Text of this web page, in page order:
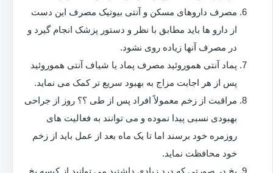
مصرف داروهای مسکن و آنتی بیوتیک مصرف این دست
از دارو ها باید مطابق با نظر و دستور پزشک انجام گیرد و
در مصرف آنها زیاده روی نشود.
پماد آنتی هموروئید مصرف پماد یا شیاف آنتی هموروئید
پس از هر اجابت مزاج به بهبود سریع تر کمک می نماید.
مراقبت از زخم معمولاً افراد پس از طی ؟؟ روز از جراحی
بهبودی نسبی پیدا نموده و می توانند به فعالیت های
روزمره خود برسند اما تا یک ماه بعد از عمل باید از زخم
خود محافظت نماید.
یخ در صورتی که درد زیادی داشتید می توانید از کیسه یخ